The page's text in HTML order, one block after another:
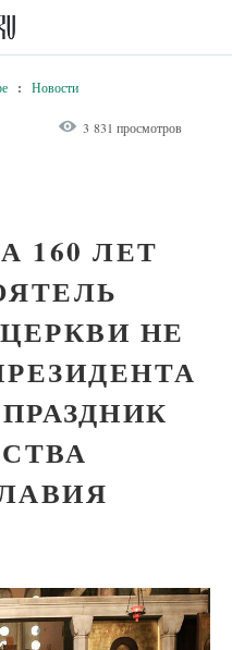
: Новости
3 831 просмотров
160 ЛЕТ
НЕ